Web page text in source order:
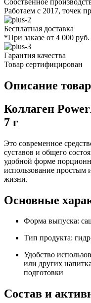
Работаем с 2017, точек
Бесплатная доставка
*При заказе от 4 000 руб.
Гарантия качества
Товар сертифицирован
Описание
Коллаген
7 г
Это современное
суставов и общего
удобной форме
использование простым
жизни.
Основные
Форма выпуска:
Тип продукта:
Удобство
или других
подготовки
Состав и